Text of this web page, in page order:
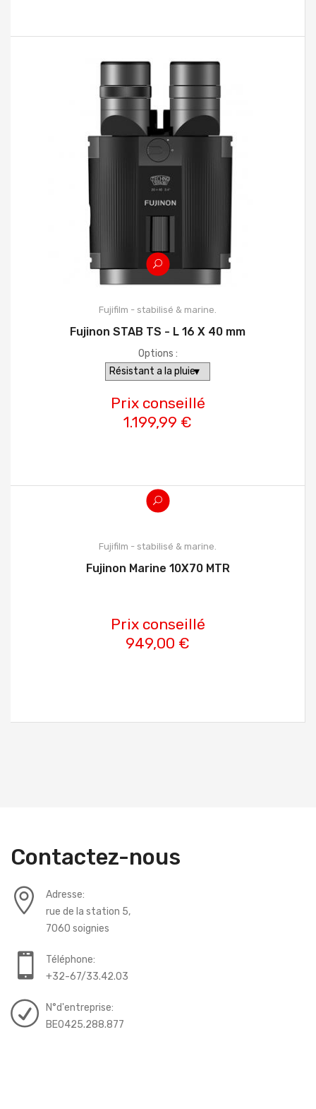
Fujifilm - stabilisé & marine.
Fujinon STAB TS - L 16 X 40 mm
Options :
Prix conseillé
1.199,99 €
Fujifilm - stabilisé & marine.
Fujinon Marine 10X70 MTR
Prix conseillé
949,00 €
Contactez-nous
Adresse:
rue de la station 5,
7060 soignies
Téléphone:
+32-67/33.42.03
N°d'entreprise:
BE0425.288.877